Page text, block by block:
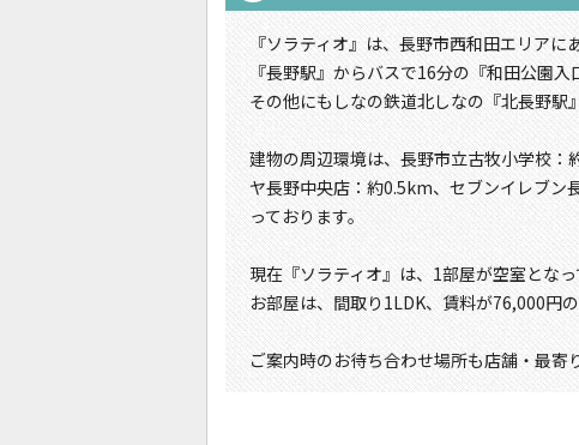
『ソラティオ』は、長野市西和田エリア
『長野駅』からバスで16分の『和田公園
その他にもしなの鉄道北しなの『北長野
建物の周辺環境は、長野市立古牧小学校
ヤ長野中央店：約0.5km、セブンイレブン
っております。
現在『ソラティオ』は、1部屋が空室とな
お部屋は、間取り1LDK、賃料が76,000円の
ご案内時のお待ち合わせ場所も店舗・最